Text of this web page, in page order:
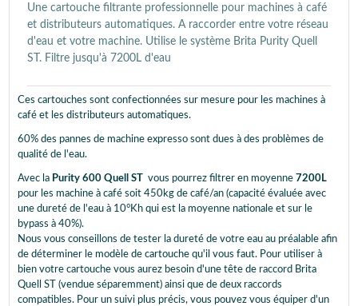
Une cartouche filtrante professionnelle pour machines à café
et distributeurs automatiques. A raccorder entre votre réseau
d'eau et votre machine. Utilise le système Brita Purity Quell
ST. Filtre jusqu'à 7200L d'eau
Ces cartouches sont confectionnées sur mesure pour les machines à
café et les distributeurs automatiques.
60% des pannes de machine expresso sont dues à des problèmes de
qualité de l'eau.
Avec la Purity 600 Quell ST vous pourrez filtrer en moyenne 7200L
pour les machine à café soit 450kg de café/an (capacité évaluée avec
une dureté de l'eau à 10°Kh qui est la moyenne nationale et sur le
bypass à 40%).
Nous vous conseillons de tester la dureté de votre eau au préalable afin
de déterminer le modèle de cartouche qu'il vous faut. Pour utiliser à
bien votre cartouche vous aurez besoin d'une tête de raccord Brita
Quell ST (vendue séparemment) ainsi que de deux raccords
compatibles. Pour un suivi plus précis, vous pouvez vous équiper d'un